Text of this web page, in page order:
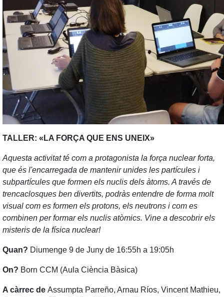
TALLER: «LA FORÇA QUE ENS UNEIX»
Aquesta activitat té com a protagonista la força nuclear forta,
que és l'encarregada de mantenir unides les partícules i
subpartícules que formen els nuclis dels àtoms. A través de
trencaclosques ben divertits, podràs entendre de forma molt
visual com es formen els protons, els neutrons i com es
combinen per formar els nuclis atòmics. Vine a descobrir els
misteris de la física nuclear!
Quan? Diumenge 9 de Juny de 16:55h a 19:05h
On? Born CCM (Aula Ciència Bàsica)
A càrrec de Assumpta Parreño, Arnau Ríos, Vincent Mathieu,